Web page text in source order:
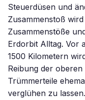
Steuerdüsen und
Zusammenstoß
Zusammenstöße
Erdorbit Alltag. Vor
1500 Kilometern
Reibung der
Trümmerteile
verglühen zu